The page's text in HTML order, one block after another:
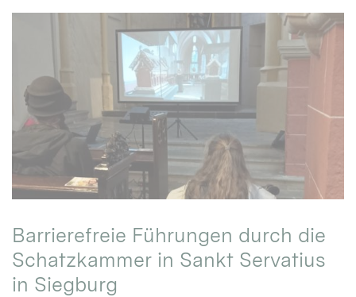
Barrierefreie Führungen durch die
Schatzkammer in Sankt Servatius
in Siegburg